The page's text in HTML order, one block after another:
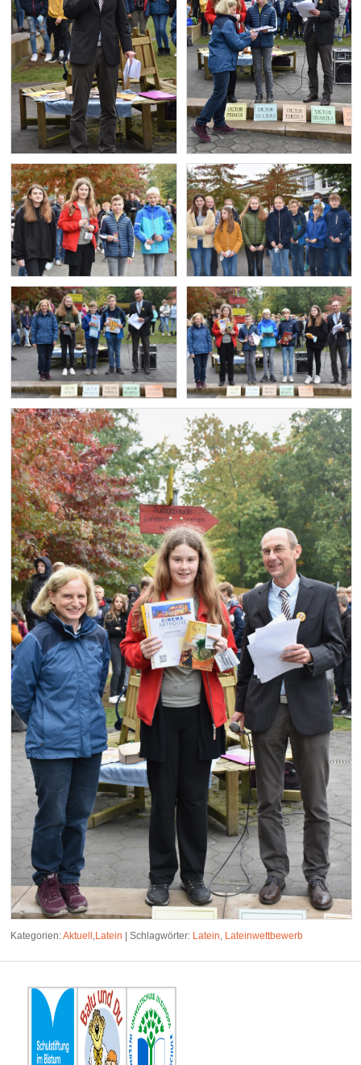
Kategorien:Aktuell ,Latein |Schlagwörter: Latein, Lateinwettbewerb